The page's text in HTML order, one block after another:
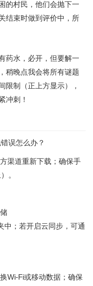
的村民，他们会抛下一
结束时做到评价中，所
药水，必开，但要解一
稍晚点我会将所有谜题
限制（正上方显示），
冲刺！
误怎么办？
渠道重新下载；确保手
。
中；若开启云同步，可通
Wi-Fi或移动数据；确保